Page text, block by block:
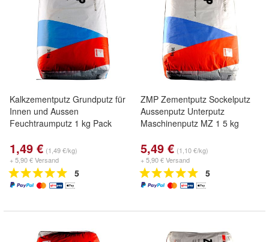
Kalkzementputz Grundputz für
Innen und Aussen
Feuchtraumputz 1 kg Pack
1,49 € (1,49 €/kg)
+ 5,90 € Versand
5
ZMP Zementputz Sockelputz
Aussenputz Unterputz
Maschinenputz MZ 1 5 kg
5,49 € (1,10 €/kg)
+ 5,90 € Versand
5